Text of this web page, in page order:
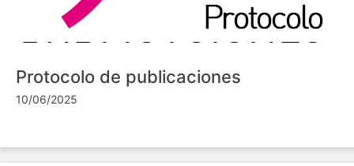
Protocolo de publicaciones
10/06/2025